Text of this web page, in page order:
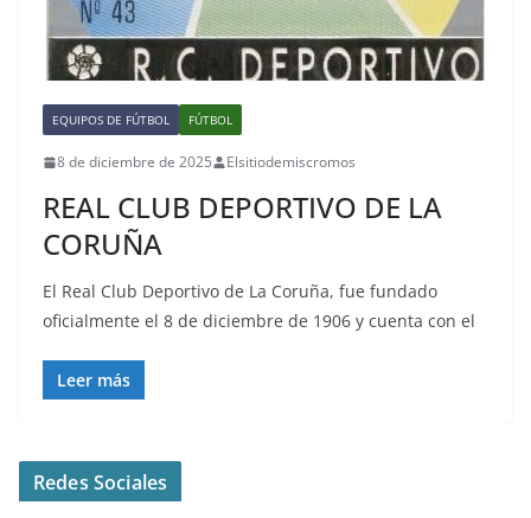
EQUIPOS DE FÚTBOL FÚTBOL
8 de diciembre de 2025 Elsitiodemiscromos
REAL CLUB DEPORTIVO DE LA
CORUÑA
El Real Club Deportivo de La Coruña, fue fundado
oficialmente el 8 de diciembre de 1906 y cuenta con el
Leer más
Redes Sociales